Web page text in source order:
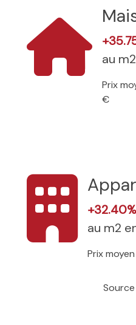
au
Prix
€
+32.40%
au m2
Prix
Source